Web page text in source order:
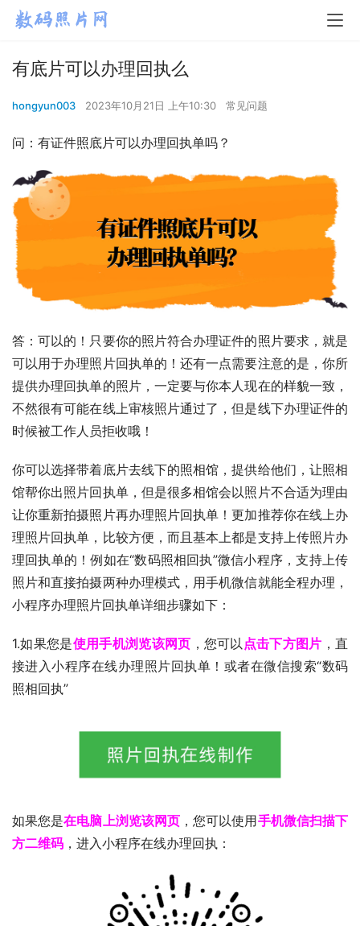
有底片可以办理回执么
hongyun003 2023年10月21日 上午10:30 常见问题
问：有证件照底片可以办理回执单吗？
答：可以的！只要你的照片符合办理证件的照片要求，就是
可以用于办理照片回执单的！还有一点需要注意的是，你所
提供办理回执单的照片，一定要与你本人现在的样貌一致，
不然很有可能在线上审核照片通过了，但是线下办理证件的
时候被工作人员拒收哦！
你可以选择带着底片去线下的照相馆，提供给他们，让照相
馆帮你出照片回执单，但是很多相馆会以照片不合适为理由
让你重新拍摄照片再办理照片回执单！更加推荐你在线上办
理照片回执单，比较方便，而且基本上都是支持上传照片办
理回执单的！例如在“数码照相回执”微信小程序，支持上传
照片和直接拍摄两种办理模式，用手机微信就能全程办理，
小程序办理照片回执单详细步骤如下：
1.如果您是使用手机浏览该网页 ，您可以 点击下方图片 ，直
接进入小程序在线办理照片回执单！或者在微信搜索“数码
照相回执”
如果您是在电脑上浏览该网页 ，您可以使用手机微信扫描下
方二维码 ，进入小程序在线办理回执：